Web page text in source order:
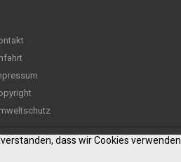
dass wir Cookies verwenden.